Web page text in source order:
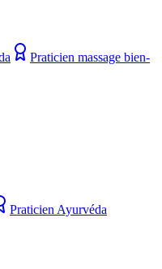
Praticien massage bien-
Praticien Ayurvéda